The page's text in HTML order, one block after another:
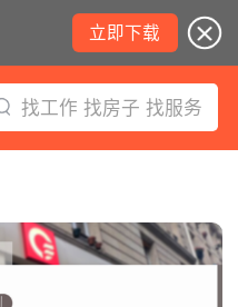
立即下载
找工作 找房子 找服务